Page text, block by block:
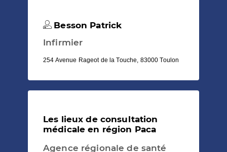
Besson Patrick
Infirmier
254 Avenue Rageot de la Touche, 83000 Toulon
Les lieux de consultation
médicale en région Paca
Agence régionale de santé